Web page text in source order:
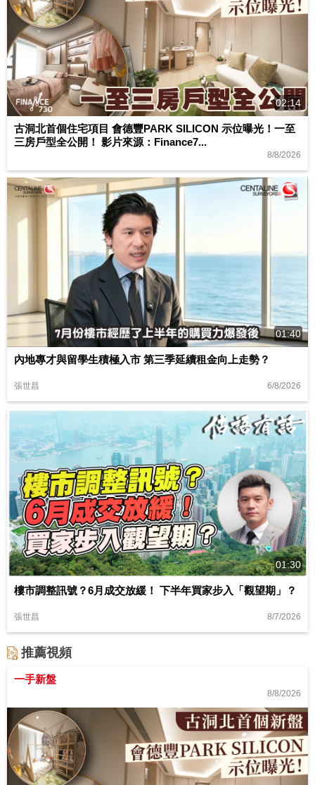
02:14
古洞北首個住宅項目 會德豐PARK SILICON 示位曝光！一至
三房戶型全公開！ 影片來源：Finance7...
8/8/2026
01:40
內地專才與留學生積極入市 第三季延續租金向上走勢？
張世昌 6/8/2026
01:30
樓市調整訊號？6月成交放緩！ 下半年買家步入「觀望期」？
張世昌 8/7/2026
推薦視頻
一手新盤
8/8/2026